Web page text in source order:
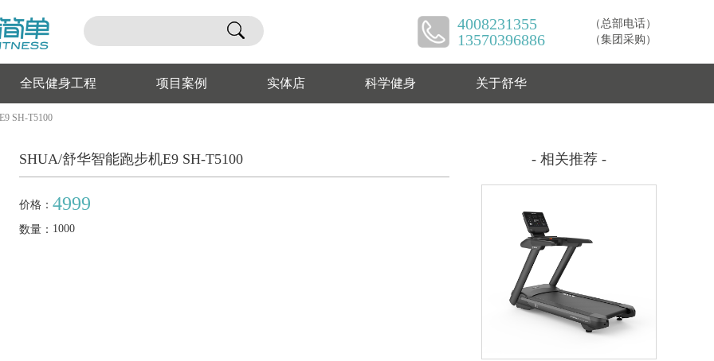
4008231355 （总部电话）
13570396886 （集团采购）
全民健身工程 项目案例 实体店 科学健身 关于舒华
SH-T5100
SHUA/舒华智能跑步机E9 SH-T5100
价格： 4999
数量： 1000
- 相关推荐 -